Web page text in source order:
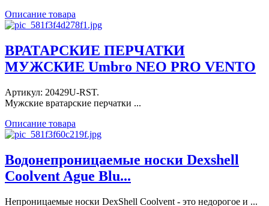
Описание товара
ВРАТАРСКИЕ ПЕРЧАТКИ
МУЖСКИЕ Umbro NEO PRO VENTO
Артикул: 20429U-RST.
Мужские вратарские перчатки ...
Описание товара
Водонепроницаемые носки Dexshell
Coolvent Ague Blu...
Непроницаемые носки DexShell Coolvent - это недорогое и ...